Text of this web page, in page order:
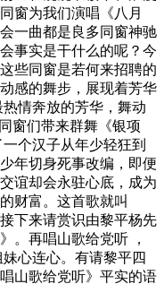
窗为我们演唱《八月
一曲都是良多同窗神驰
事实是干什么的呢？今
些同窗是若何来招聘的
感的舞步，展现着芳华
情奔放的芳华，舞动
窗们带来群舞《银项
个汉子从年少轻狂到
年切身死事改编，即便
谊却会永驻心底，成为
财富。这首歌就叫
下来请赏识由黎平杨先
。再唱山歌给党听 ，
心连心。有请黎平四
山歌给党听》平实的语